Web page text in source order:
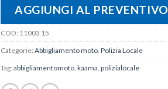
AGGIUNGI AL PREVENTIVO
COD: 11003 15
Categorie: Abbigliamento moto, Polizia Locale
Tag: abbigliamentomoto, kaama, polizialocale